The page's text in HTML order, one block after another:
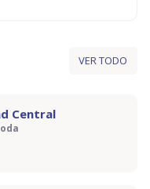
VER TODO
Central